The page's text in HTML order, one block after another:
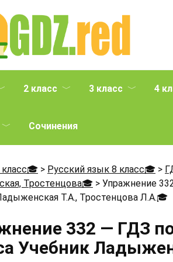
2 класс 3 класс 4
Сочинения
класс🎓 > Русский язык 8 класс🎓 >
Тростенцова🎓 > Упражнение
Т.А., Тростенцова Л.А.🎓
332 — ГДЗ
Учебник